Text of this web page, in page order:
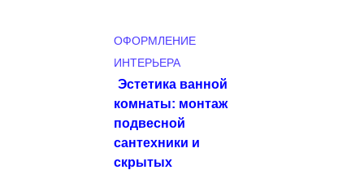
ОФОРМЛЕНИЕ
ИНТЕРЬЕРА
Эстетика ванной
комнаты: монтаж
подвесной
сантехники и
скрытых